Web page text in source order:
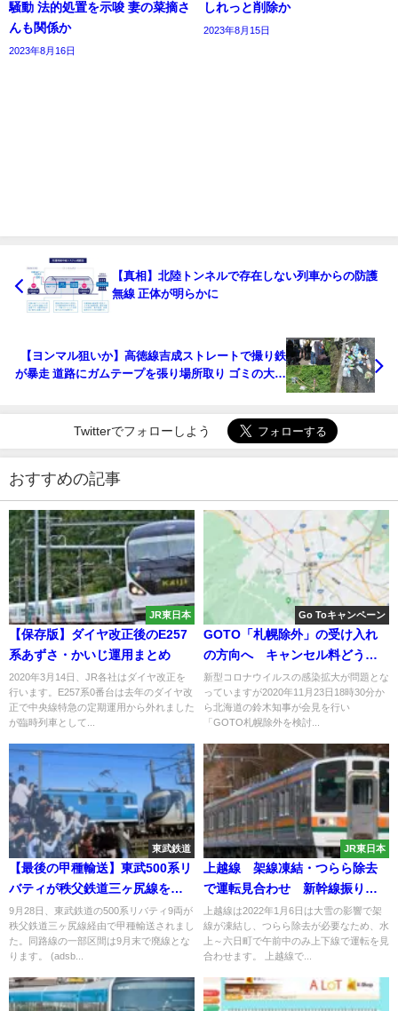
騒動 法的処置を示唆 妻の菜摘さ
んも関係か
2023年8月16日
しれっと削除か
2023年8月15日
【真相】北陸トンネルで存在しない列車からの防護
無線 正体が明らかに
【ヨンマル狙いか】高徳線吉成ストレートで撮り鉄
が暴走 道路にガムテープを張り場所取り ゴミの大量
Twitterでフォローしよう
おすすめの記事
JR東日本
【保存版】ダイヤ改正後のE257
系あずさ・かいじ運用まとめ
2020年3月14日、JR各社はダイヤ改正を
行います。E257系0番台は去年のダイヤ改
正で中央線特急の定期運用から外れました
が臨時列車として...
Go Toキャンペーン
GOTO「札幌除外」の受け入れ
の方向へ キャンセル料どうな
る？鈴木知事が発表 今後札幌市
と国で決定へ
新型コロナウイルスの感染拡大が問題とな
っていますが2020年11月23日18時30分か
ら北海道の鈴木知事が会見を行い
「GOTO札幌除外を検討...
東武鉄道
【最後の甲種輸送】東武500系リ
バティが秩父鉄道三ヶ尻線を走
行 廃線に伴い多くの撮影者が
9月28日、東武鉄道の500系リバティ9両が
秩父鉄道三ヶ尻線経由で甲種輸送されまし
た。同路線の一部区間は9月末で廃線とな
ります。 (adsb...
JR東日本
上越線 架線凍結・つらら除去
で運転見合わせ 新幹線振り替
え輸送は実施か？
上越線は2022年1月6日は大雪の影響で架
線が凍結し、つらら除去が必要なため、水
上～六日町で午前中のみ上下線で運転を見
合わせます。 上越線で...